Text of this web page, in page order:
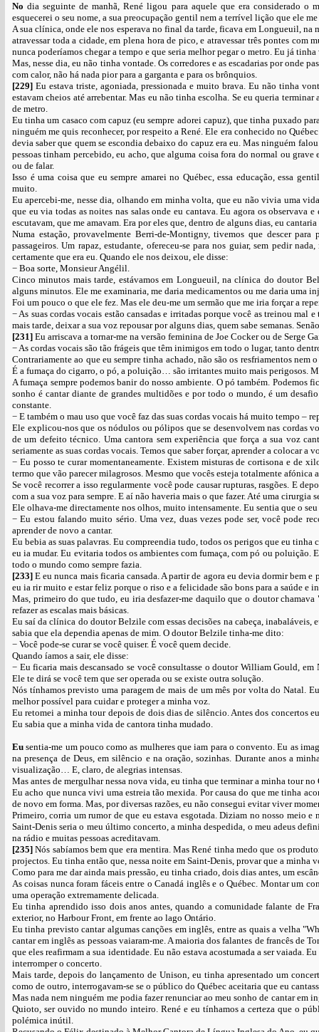
No dia seguinte de manhã, René ligou para aquele que era considerado
esquecerei o seu nome, a sua preocupação gentil nem a terrível lição que ele
A sua clínica, onde ele nos esperava no final da tarde, ficava em Longueuil, na
atravessar toda a cidade, em plena hora de pico, e atravessar três pontes
nunca poderíamos chegar a tempo e que seria melhor pegar o metro. Eu já
Mas, nesse dia, eu não tinha vontade. Os corredores e as escadarias por onde
com calor, não há nada pior para a garganta e para os brônquios.
[229] Eu estava triste, agoniada, pressionada e muito brava. Eu não tinha
estavam cheios até arrebentar. Mas eu não tinha escolha. Se eu queria
de metro.
Eu tinha um casaco com capuz (eu sempre adorei capuz), que tinha puxado
ninguém me quis reconhecer, por respeito a René. Ele era conhecido no
devia saber que quem se escondia debaixo do capuz era eu. Mas ninguém
pessoas tinham percebido, eu acho, que alguma coisa fora do normal ou
ou de falar.
Isso é uma coisa que eu sempre amarei no Québec, essa educação, essa
muito.
Eu apercebi-me, nesse dia, olhando em minha volta, que eu não vivia uma
que eu via todas as noites nas salas onde eu cantava. Eu agora os observava
escutavam, que me amavam. Era por eles que, dentro de alguns dias, eu
Numa estação, provavelmente Berri-de-Montigny, tivemos que descer
passageiros. Um rapaz, estudante, ofereceu-se para nos guiar, sem pedir
certamente que era eu. Quando ele nos deixou, ele disse:
− Boa sorte, Monsieur Angélil.
Cinco minutos mais tarde, estávamos em Longueuil, na clínica do doutor
alguns minutos. Ele me examinaria, me daria medicamentos ou me daria uma
Foi um pouco o que ele fez. Mas ele deu-me um sermão que me iria forçar a
− As suas cordas vocais estão cansadas e irritadas porque você as treinou
mais tarde, deixar a sua voz repousar por alguns dias, quem sabe semanas.
[231] Eu arriscava a tornar-me na versão feminina de Joe Cocker ou de Serge
− As cordas vocais são tão frágeis que têm inimigos em todo o lugar, tanto
Contrariamente ao que eu sempre tinha achado, não são os resfriamentos
É a fumaça do cigarro, o pó, a poluição… são irritantes muito mais perigosos.
A fumaça sempre podemos banir do nosso ambiente. O pó também. Podemos
sonho é cantar diante de grandes multidões e por todo o mundo, é um
constante.
− E também o mau uso que você faz das suas cordas vocais há muito tempo –
Ele explicou-nos que os nódulos ou pólipos que se desenvolvem nas cordas
de um defeito técnico. Uma cantora sem experiência que força a sua voz
seriamente as suas cordas vocais. Temos que saber forçar, aprender a colocar a
− Eu posso te curar momentaneamente. Existem misturas de cortisona e de
termo que vão parecer milagrosos. Mesmo que vocês esteja totalmente afónica
Se você recorrer a isso regularmente você pode causar rupturas, rasgões. E
com a sua voz para sempre. E aí não haveria mais o que fazer. Até uma cirurgia
Ele olhava-me directamente nos olhos, muito intensamente. Eu sentia que o
− Eu estou falando muito sério. Uma vez, duas vezes pode ser, você pode
aprender de novo a cantar.
Eu bebia as suas palavras. Eu compreendia tudo, todos os perigos que eu
eu ia mudar. Eu evitaria todos os ambientes com fumaça, com pó ou
todo o mundo como sempre fazia.
[233]E eu nunca mais ficaria cansada. A partir de agora eu devia dormir bem e
eu ia rir muito e estar feliz porque o riso e a felicidade são bons para a saúde e
Mas, primeiro do que tudo, eu iria desfazer-me daquilo que o doutor chamava
refazer as escalas mais básicas.
Eu saí da clínica do doutor Belzile com essas decisões na cabeça, inabaláveis,
sabia que ela dependia apenas de mim. O doutor Belzile tinha-me dito:
− Você pode-se curar se você quiser. É você quem decide.
Quando íamos a sair, ele disse:
− Eu ficaria mais descansado se você consultasse o doutor William Gould,
Ele te dirá se você tem que ser operada ou se existe outra solução.
Nós tínhamos previsto uma paragem de mais de um mês por volta do Natal.
melhor possível para cuidar e proteger a minha voz.
Eu retomei a minha tour depois de dois dias de silêncio. Antes dos concertos
Eu sabia que a minha vida de cantora tinha mudado.
Eu sentia-me um pouco como as mulheres que iam para o convento. Eu as
na presença de Deus, em silêncio e na oração, sozinhas. Durante anos a
visualização… E, claro, de alegrias intensas.
Mas antes de mergulhar nessa nova vida, eu tinha que terminar a minha tour
Eu acho que nunca vivi uma estreia tão mexida. Por causa do que me tinha
de novo em forma. Mas, por diversas razões, eu não consegui evitar viver
Primeiro, corria um rumor de que eu estava esgotada. Diziam no nosso meio
Saint-Denis seria o meu último concerto, a minha despedida, o meu adeus
na rádio e muitas pessoas acreditavam.
[235]Nós sabíamos bem que era mentira. Mas René tinha medo que os
projectos. Eu tinha então que, nessa noite em Saint-Denis, provar que a minha
Como para me dar ainda mais pressão, eu tinha criado, dois dias antes, um
As coisas nunca foram fáceis entre o Canadá inglês e o Québec. Montar um
uma operação extremamente delicada.
Eu tinha aprendido isso dois anos antes, quando a comunidade falante de
exterior, no Harbour Front, em frente ao lago Ontário.
Eu tinha previsto cantar algumas canções em inglês, entre as quais a velha
cantar em inglês as pessoas vaiaram-me. A maioria dos falantes de francês de
que eles reafirmam a sua identidade. Eu não estava acostumada a ser vaiada.
interromper o concerto.
Mais tarde, depois do lançamento de Unison, eu tinha apresentado um
como de outro, interrogavam-se se o público do Québec aceitaria que eu
Mas nada nem ninguém me podia fazer renunciar ao meu sonho de cantar em
Quioto, ser ouvido no mundo inteiro. René e eu tínhamos a certeza que o
polémica inútil.